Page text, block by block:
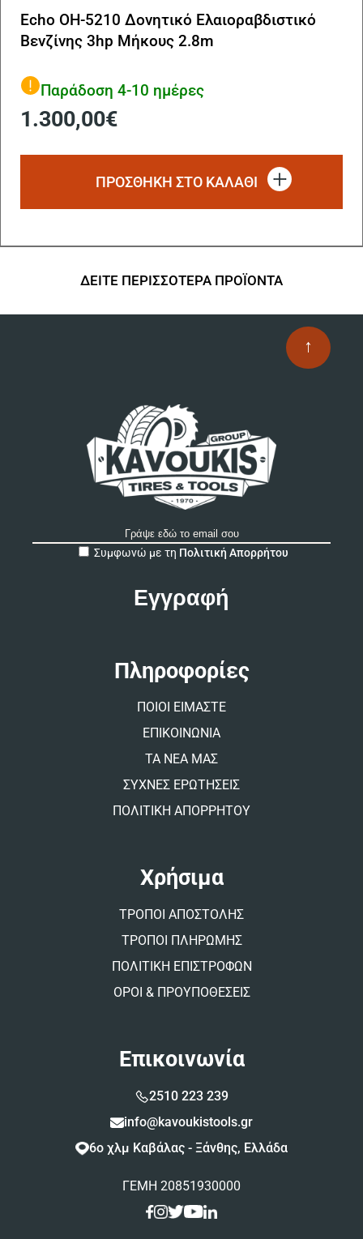
Echo OH-5210 Δονητικό Ελαιοραβδιστικό
Βενζίνης 3hp Μήκους 2.8m
Παράδοση 4-10 ημέρες
1.300,00€
ΠΡΟΣΘΗΚΗ ΣΤΟ ΚΑΛΑΘΙ
ΔΕΙΤΕ ΠΕΡΙΣΣΟΤΕΡΑ ΠΡΟΪΟΝΤΑ
↑
Συμφωνώ με τη Πολιτική Απορρήτου
Πληροφορίες
ΠΟΙΟΙ ΕΙΜΑΣΤΕ
ΕΠΙΚΟΙΝΩΝΙΑ
ΤΑ ΝΕΑ ΜΑΣ
ΣΥΧΝΕΣ ΕΡΩΤΗΣΕΙΣ
ΠΟΛΙΤΙΚΗ ΑΠΟΡΡΗΤΟΥ
Χρήσιμα
ΤΡΟΠΟΙ ΑΠΟΣΤΟΛΗΣ
ΤΡΟΠΟΙ ΠΛΗΡΩΜΗΣ
ΠΟΛΙΤΙΚΗ ΕΠΙΣΤΡΟΦΩΝ
ΟΡΟΙ & ΠΡΟΥΠΟΘΕΣΕΙΣ
Επικοινωνία
2510 223 239
info@kavoukistools.gr
6ο χλμ Καβάλας - Ξάνθης, Ελλάδα
ΓΕΜΗ 20851930000